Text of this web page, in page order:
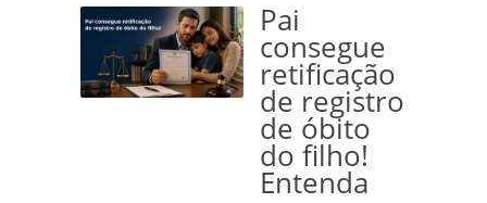
Pai
consegue
retificação
de registro
de óbito
do filho!
Entenda